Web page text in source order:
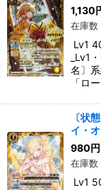
1,130
在庫数
Lv1
_Lv1
名〕
「ロ
〔状
イ・
980 円
在庫数
Lv1